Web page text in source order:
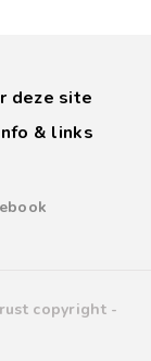
deze site
& links
copyright -